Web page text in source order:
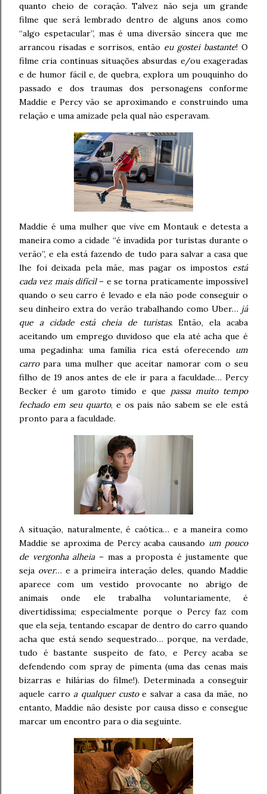
quanto cheio de coração. Talvez não seja um grande
filme que será lembrado dentro de alguns anos como
“algo espetacular”, mas é uma diversão sincera que me
arrancou risadas e sorrisos, então eu gostei bastante! O
filme cria contínuas situações absurdas e/ou exageradas
e de humor fácil e, de quebra, explora um pouquinho do
passado e dos traumas dos personagens conforme
Maddie e Percy vão se aproximando e construindo uma
relação e uma amizade pela qual não esperavam.
Maddie é uma mulher que vive em Montauk e detesta a
maneira como a cidade “é invadida por turistas durante o
verão”, e ela está fazendo de tudo para salvar a casa que
lhe foi deixada pela mãe, mas pagar os impostos está
cada vez mais difícil– e se torna praticamente impossível
quando o seu carro é levado e ela não pode conseguir o
seu dinheiro extra do verão trabalhando como Uber… já
que a cidade está cheia de turistas. Então, ela acaba
aceitando um emprego duvidoso que ela até acha que é
uma pegadinha: uma família rica está oferecendo um
carropara uma mulher que aceitar namorar com o seu
filho de 19 anos antes de ele ir para a faculdade… Percy
Becker é um garoto tímido e que passa muito tempo
fechado em seu quarto, e os pais não sabem se ele está
pronto para a faculdade.
A situação, naturalmente, é caótica… e a maneira como
Maddie se aproxima de Percy acaba causando um pouco
de vergonha alheia– mas a proposta é justamente que
seja over… e a primeira interação deles, quando Maddie
aparece com um vestido provocante no abrigo de
animais onde ele trabalha voluntariamente, é
divertidíssima; especialmente porque o Percy faz com
que ela seja, tentando escapar de dentro do carro quando
acha que está sendo sequestrado… porque, na verdade,
tudo é bastante suspeito de fato, e Percy acaba se
defendendo com spray de pimenta (uma das cenas mais
bizarras e hilárias do filme!). Determinada a conseguir
aquele carroa qualquer custoe salvar a casa da mãe, no
entanto, Maddie não desiste por causa disso e consegue
marcar um encontro para o dia seguinte.